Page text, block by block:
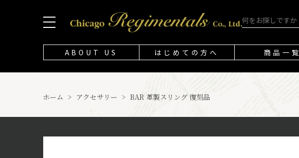
ABOUT US はじめての方へ 商品一覧
ホーム > アクセサリー > BAR 革製スリング 復刻品